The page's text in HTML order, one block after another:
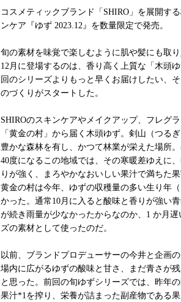
コスメティックブランド「SHIRO」を展開す
ンケア『ゆず 2023.12』を数量限定で発売。
旬の素材を味覚で楽しむように肌や髪にも取
12月に登場するのは、香り高く上質な「木頭
回のシリーズよりもっと早くお届けしたい、
のづくりがスタートした。
SHIROのスキンケアやメイクアップ、フレグ
「黄金の村」から届く木頭ゆず。剣山（つる
豊かな森林を有し、かつて林業が栄えた場所
40度になるこの地域では、その寒暖差ゆえに
りが強く、まろやかなおいしい果汁で満ちた果
黄金の村は今年、ゆずの収穫量の多い生り年
かった。通常10月に入ると酸味と香りが強い
が続き雨量が少なかったからなのか、1 か月
ズの素材として使ったのだ。
以前、ブランドプロデューサーの今井と企画
場内に広がるゆずの酸味と甘さ、まだ青さが
と思った。前回の旬ゆずシリーズでは、昨年
果汁*1を搾り、栄養が詰まった副産物である